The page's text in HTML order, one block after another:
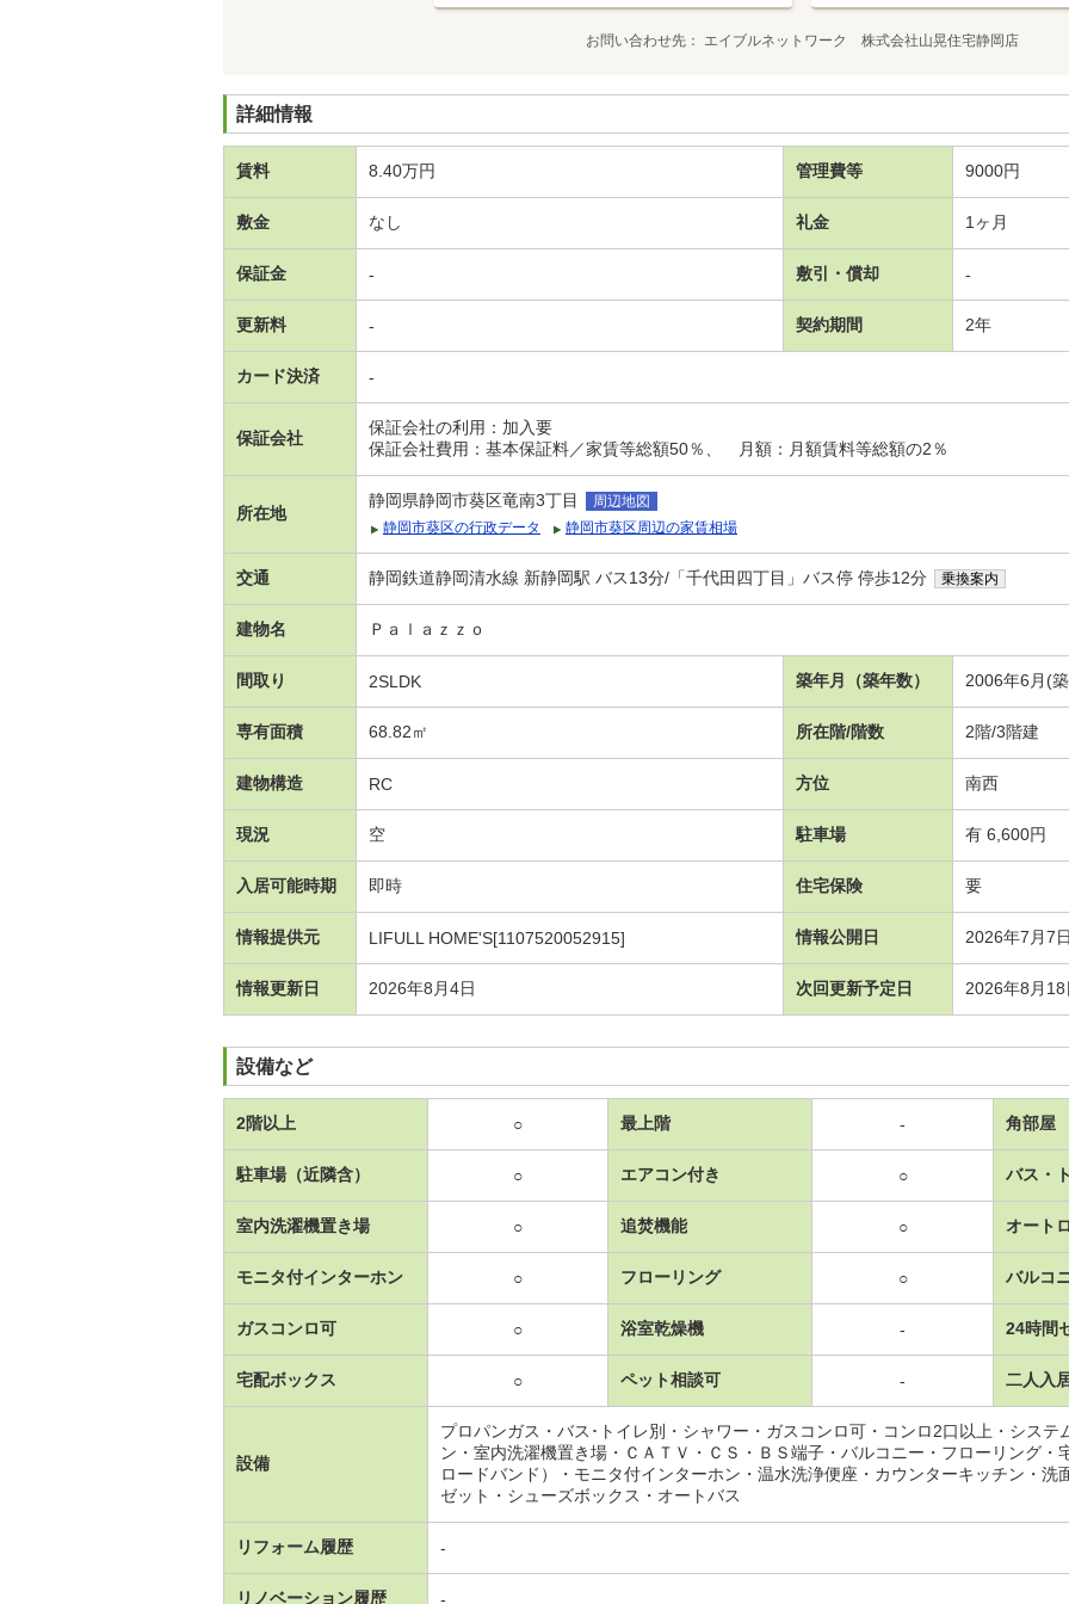
お問い合わせ先 エイブルネットワーク 株式会社山晃住宅静岡店
詳細情報
賃料 8.40万円 管理費等 9000円
敷金 なし 礼金 1ヶ月
保証金 - 敷引・償却 -
更新料 - 契約期間 2年
カード決済 -
保証会社
保証会社の利用：加入要
保証会社費用：基本保証料／家賃等総額50％、 月額：月額賃料等総額の2％
所在地
静岡県静岡市葵区竜南3丁目
周辺地図
静岡市葵区の行政データ
静岡市葵区周辺の家賃相場
交通 静岡鉄道静岡清水線 新静岡駅 バス13分/「千代田四丁目」バス停 停歩12分 乗換案内
建物名 Ｐａｌａｚｚｏ
間取り 2SLDK 築年月（築年数） 2006年6月(
専有面積 68.82㎡ 所在階/階数 2階/3階建
建物構造 RC 方位 南西
現況 空 駐車場 有 6,600円
入居可能時期 即時 住宅保険 要
情報提供元 LIFULL HOME'S[1107520052915] 情報公開日 2026年7月7日
情報更新日 2026年8月4日 次回更新予定日 2026年8月18
設備など
2階以上 ○ 最上階 - 角部屋
駐車場（近隣含） ○ エアコン付き ○ バス・
室内洗濯機置き場 ○ 追焚機能 ○ オート
モニタ付インターホン ○ フローリング ○ バルコ
ガスコンロ可 ○ 浴室乾燥機 - 24時間
宅配ボックス ○ ペット相談可 - 二人入
設備
プロパンガス・バス･トイレ別・シャワー・ガスコンロ可・コンロ2口以上・システ
ン・室内洗濯機置き場・ＣＡＴＶ・ＣＳ・ＢＳ端子・バルコニー・フローリング
ロードバンド）・モニタ付インターホン・温水洗浄便座・カウンターキッチン・洗
ゼット・シューズボックス・オートバス
リフォーム履歴 -
リノベーション履歴 -